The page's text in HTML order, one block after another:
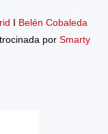
I Belén Cobaleda
por Smarty